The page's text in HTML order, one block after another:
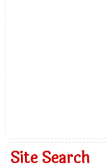
Site Search